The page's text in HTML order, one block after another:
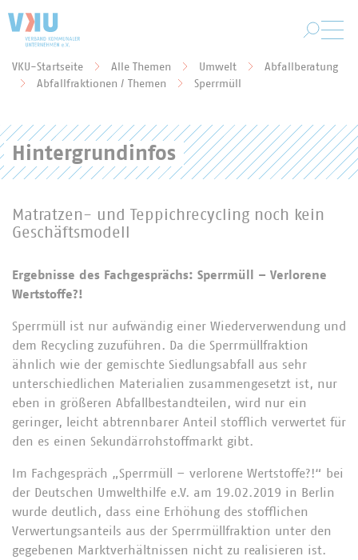
Sie befinden sich hier:
VKU-Startseite Alle Themen Umwelt
Abfallberatung
Abfallfraktionen / Themen
Sperrmüll
Hintergrundinfos
Matratzen- und Teppichrecycling noch kein
Geschäftsmodell
Ergebnisse des Fachgesprächs: Sperrmüll – Verlorene
Wertstoffe?!
Sperrmüll ist nur aufwändig einer Wiederverwendung und
dem Recycling zuzuführen. Da die Sperrmüllfraktion
ähnlich wie der gemischte Siedlungsabfall aus sehr
unterschiedlichen Materialien zusammengesetzt ist, nur
eben in größeren Abfallbestandteilen, wird nur ein
geringer, leicht abtrennbarer Anteil stofflich verwertet für
den es einen Sekundärrohstoffmarkt gibt.
Im Fachgespräch „Sperrmüll – verlorene Wertstoffe?!“ bei
der Deutschen Umwelthilfe e.V. am 19.02.2019 in Berlin
wurde deutlich, dass eine Erhöhung des stofflichen
Verwertungsanteils aus der Sperrmüllfraktion unter den
gegebenen Marktverhältnissen nicht zu realisieren ist.